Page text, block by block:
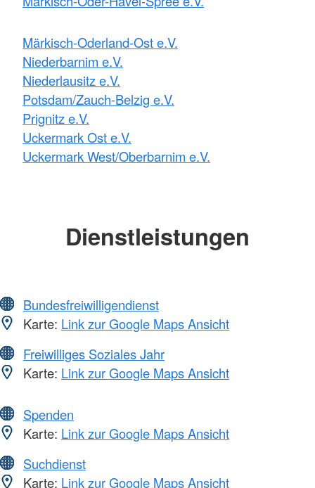
Märkisch-Oderland-Ost e.V.
Niederbarnim e.V.
Niederlausitz e.V.
Potsdam/Zauch-Belzig e.V.
Prignitz e.V.
Uckermark Ost e.V.
Uckermark West/Oberbarnim e.V.
Dienstleistungen
Bundesfreiwilligendienst
Karte: Link zur Google Maps Ansicht
Freiwilliges Soziales Jahr
Karte: Link zur Google Maps Ansicht
Spenden
Karte: Link zur Google Maps Ansicht
Suchdienst
Karte: Link zur Google Maps Ansicht